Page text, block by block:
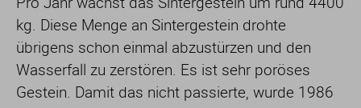
kg. Diese Menge an Sintergestein drohte
übrigens schon einmal abzustürzen und den
Wasserfall zu zerstören. Es ist sehr poröses
Gestein. Damit das nicht passierte, wurde 1986